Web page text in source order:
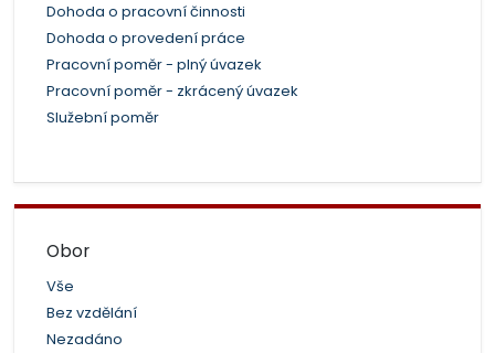
Dohoda o pracovní činnosti
Dohoda o provedení práce
Pracovní poměr - plný úvazek
Pracovní poměr - zkrácený úvazek
Služební poměr
Obor
Vše
Bez vzdělání
Nezadáno